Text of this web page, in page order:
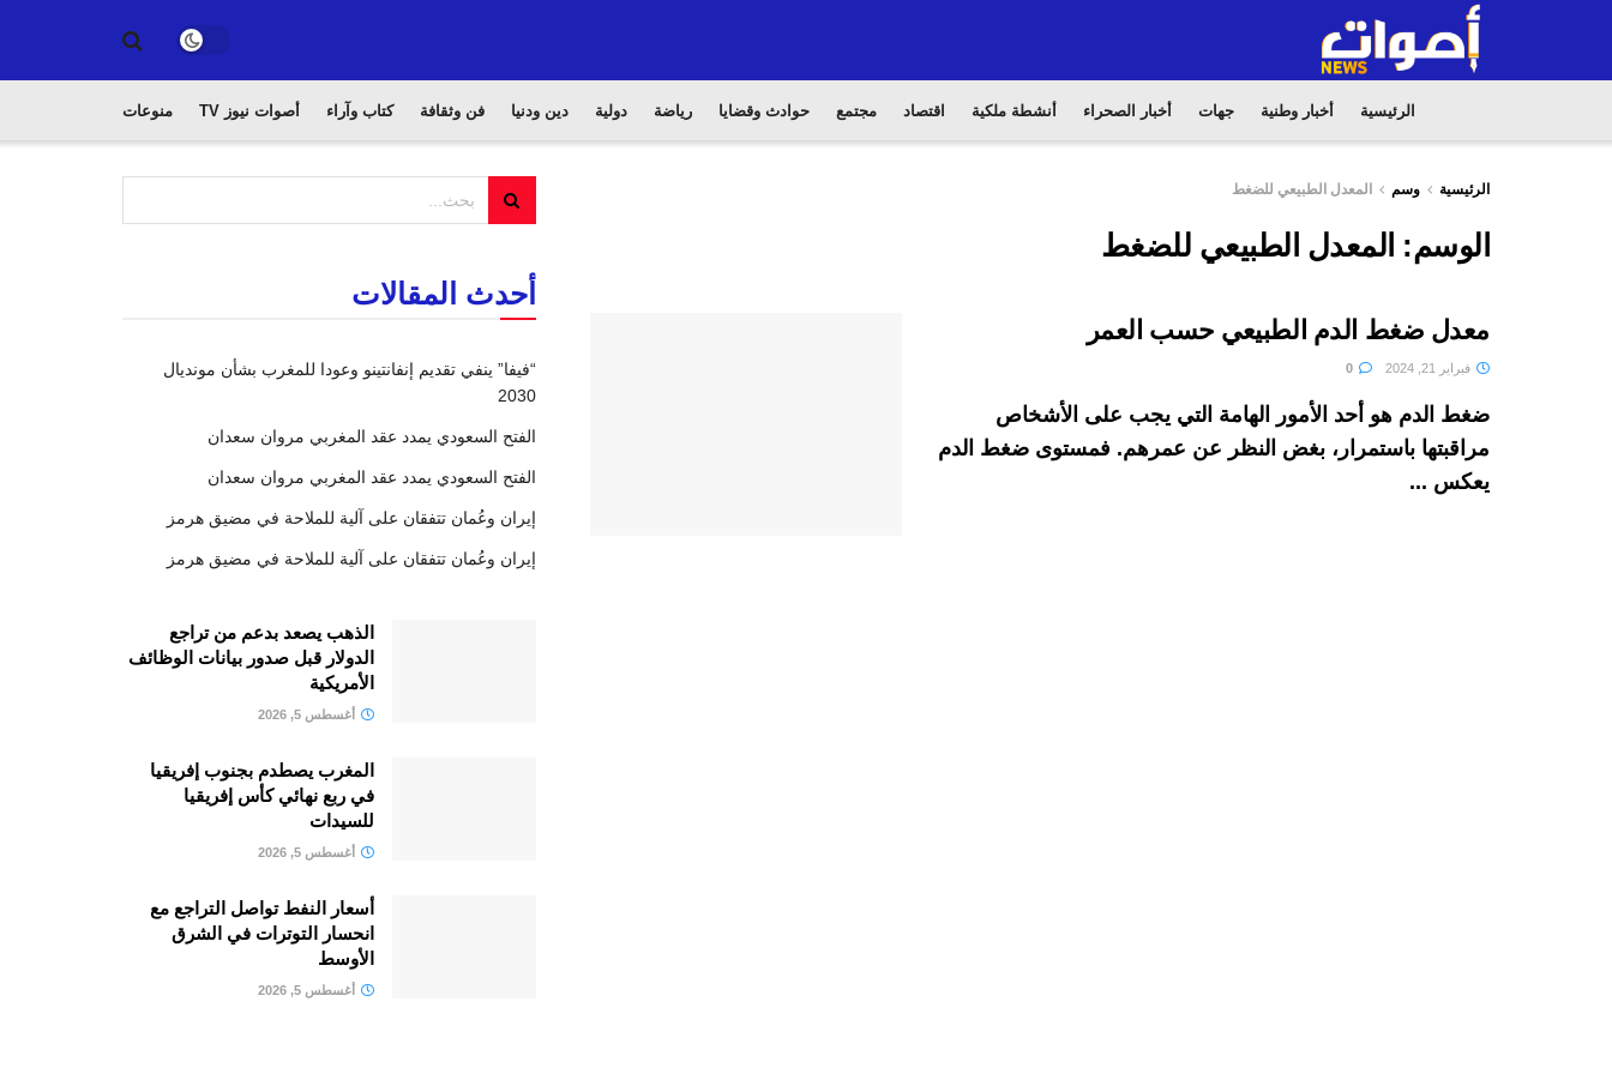
الرئيسية أخبار وطنية جهات أخبار الصحراء أنشطة ملكية اقتصاد مجتمع حوادث وقضايا رياضة دولية دين ودنيا فن وثقافة كتاب وآراء أصوات نيوز TV منوعات
الرئيسية وسم المعدل الطبيعي للضغط
الوسم: المعدل الطبيعي للضغط
معدل ضغط الدم الطبيعي حسب العمر
فبراير 21, 2024
ضغط الدم هو أحد الأمور الهامة التي يجب على الأشخاص
مراقبتها باستمرار، بغض النظر عن عمرهم. فمستوى ضغط الدم
يعكس ...
أحدث المقالات
“فيفا” ينفي تقديم إنفانتينو وعودا للمغرب بشأن مونديال
2030
الفتح السعودي يمدد عقد المغربي مروان سعدان
الفتح السعودي يمدد عقد المغربي مروان سعدان
إيران وعُمان تتفقان على آلية للملاحة في مضيق هرمز
إيران وعُمان تتفقان على آلية للملاحة في مضيق هرمز
الذهب يصعد بدعم من تراجع
الدولار قبل صدور بيانات الوظائف
الأمريكية
أغسطس 5, 2026
المغرب يصطدم بجنوب إفريقيا
في ربع نهائي كأس إفريقيا
للسيدات
أغسطس 5, 2026
أسعار النفط تواصل التراجع مع
انحسار التوترات في الشرق
الأوسط
أغسطس 5, 2026